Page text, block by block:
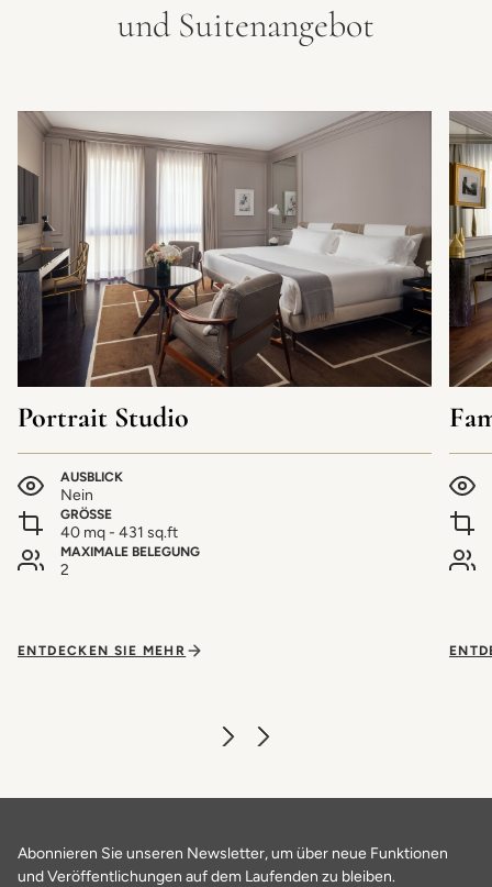
und Suitenangebot
Portrait Studio
AUSBLICK
Nein
GRÖSSE
40 mq - 431 sq.ft
MAXIMALE BELEGUNG
2
ENTDECKEN SIE MEHR
Abonnieren Sie unseren Newsletter, um über neue Funktionen
und Veröffentlichungen auf dem Laufenden zu bleiben.